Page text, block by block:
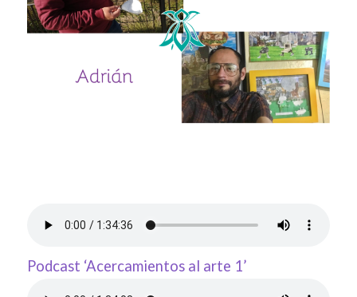
Podcast ‘Acercamientos al arte 1’